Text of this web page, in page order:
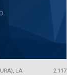
LA
2.117